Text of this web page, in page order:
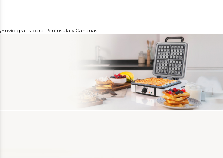
¡Envío gratis para Península y Canarias!